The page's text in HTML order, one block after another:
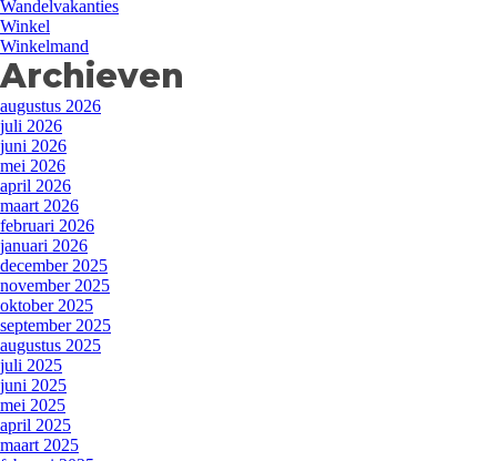
Wandelvakanties
Winkel
Winkelmand
Archieven
augustus 2026
juli 2026
juni 2026
mei 2026
april 2026
maart 2026
februari 2026
januari 2026
december 2025
november 2025
oktober 2025
september 2025
augustus 2025
juli 2025
juni 2025
mei 2025
april 2025
maart 2025